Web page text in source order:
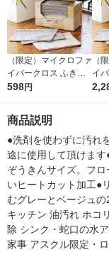
（限定）マイクロファ
イバークロス ふきん
グレー＆ベージュ 20×
598円
（
イ
グ
商品説明
●洗剤を使わずに汚れ
途に使用して頂けま
ぞうきんサイズ。フ
いヒートカット加工●
むグレーとベージュ
キッチン 油汚れ ホコ
除 シンク・蛇口の水
家事 アスクル限定・